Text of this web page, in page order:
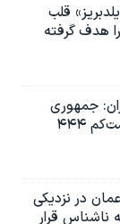
قلب
هدف گرفته
جمهوری
اسلامی طی ۷ ماه دست‌کم ۴۴۴
در نزدیکی
ناشناس قرار